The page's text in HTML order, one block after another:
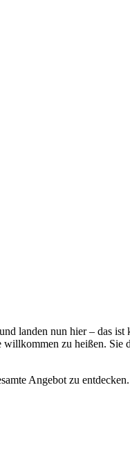
landen nun hier – das
zu heißen.
Angebot zu entdecken.